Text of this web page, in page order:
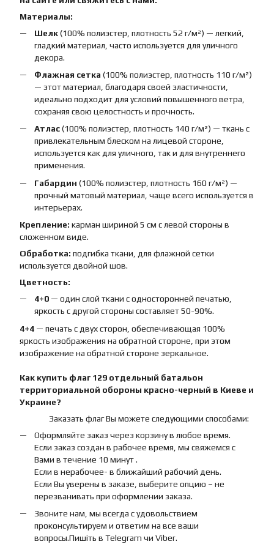
Материалы:
Шелк(100% полиэстер, плотность 52 г/м²) — легкий,
гладкий материал, часто используется для уличного
декора.
Флажная сетка (100% полиэстер, плотность 110 г/м²)
— этот материал, благодаря своей эластичности,
идеально подходит для условий повышенного ветра,
сохраняя свою целостность и прочность.
Атлас(100% полиэстер, плотность 140 г/м²) — ткань с
привлекательным блеском на лицевой стороне,
используется как для уличного, так и для внутреннего
применения.
Габардин (100% полиэстер, плотность 160 г/м²) —
прочный матовый материал, чаще всего используется в
интерьерах.
Крепление: карман шириной 5 см с левой стороны в
сложенном виде.
Обработка: подгибка ткани, для флажной сетки
используется двойной шов.
Цветность:
4+0 — один слой ткани с односторонней печатью,
яркость с другой стороны составляет 50-90%.
4+4 — печать с двух сторон, обеспечивающая 100%
яркость изображения на обратной стороне, при этом
изображение на обратной стороне зеркальное.
Как купить флаг 129 отдельный батальон
территориальной обороны красно-черный в Киеве и
Украине?
Заказать флаг Вы можете следующими способами:
Оформляйте заказ через корзину в любое время.
Если заказ создан в рабочее время, мы свяжемся с
Вами в течение 10 минут .
Если в нерабочее- в ближайший рабочий день.
Если Вы уверены в заказе, выберите опцию – не
перезванивать при оформлении заказа.
Звоните нам, мы всегда с удовольствием
проконсультируем и ответим на все ваши
вопросы.Пишіть в Telegram чи Viber.